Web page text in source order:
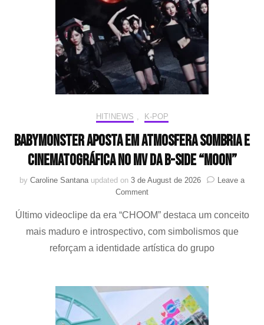
revela
lado
mais
irreverente
de
DINO
HIT!NEWS K-POP
BABYMONSTER aposta em atmosfera sombria e
cinematográfica no MV da b-side “MOON”
by Caroline Santana updated on 3 de August de 2026
Leave a
Commenton
aposta
sombria
no
b-
Último videoclipe da era “CHOOM” destaca um conceito
mais maduro e introspectivo, com simbolismos que
reforçam a identidade artística do grupo